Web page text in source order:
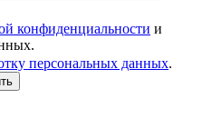
конфиденциальности и
персональных данных.